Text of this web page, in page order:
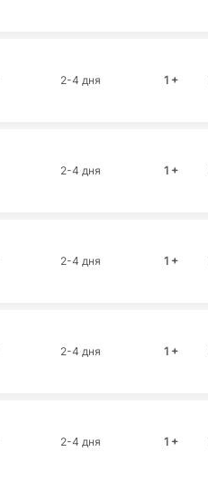
2-4 дня 1 +
2-4 дня 1 +
2-4 дня 1 +
2-4 дня 1 +
2-4 дня 1 +